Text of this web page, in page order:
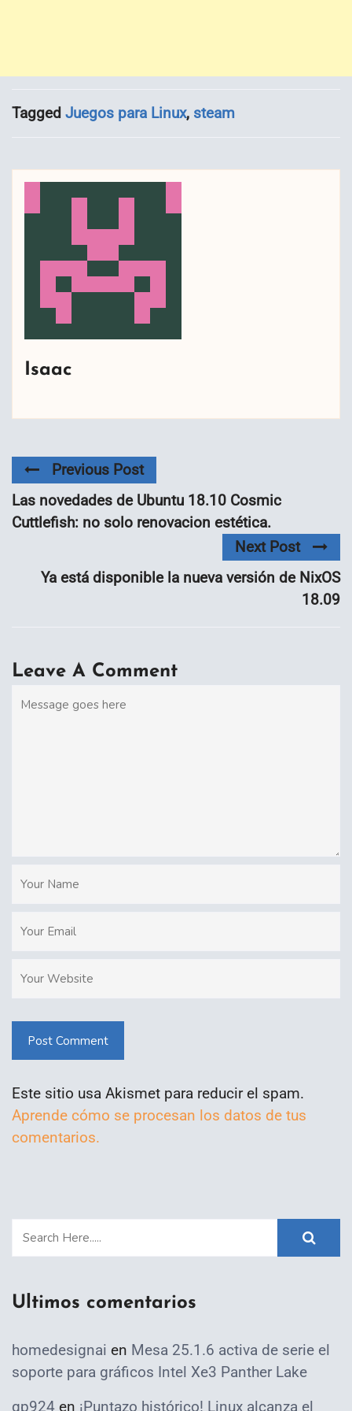
Tagged Juegos para Linux, steam
Isaac
Previous Post
Las novedades de Ubuntu 18.10 Cosmic
Cuttlefish: no solo renovacion estética.
Next Post
Ya está disponible la nueva versión de NixOS
18.09
Leave A Comment
Post Comment
Este sitio usa Akismet para reducir el spam.
Aprende cómo se procesan los datos de tus
comentarios.
Ultimos comentarios
homedesignai en Mesa 25.1.6 activa de serie el
soporte para gráficos Intel Xe3 Panther Lake
qp924 en ¡Puntazo histórico! Linux alcanza el